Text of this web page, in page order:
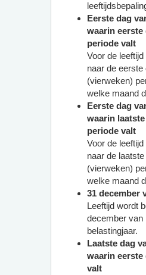
Eerste dag
waarin eerste
periode valt
Voor de
naar de eerste
(vierweken)
welke maand
Eerste dag
waarin
periode valt
Voor de
naar de
(vierweken)
welke maand
31 december
Leeftijd wordt
december van
belastingjaar.
Laatste dag
waarin eerste
valt